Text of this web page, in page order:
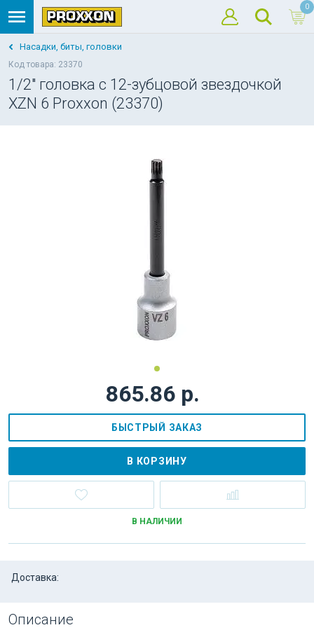
0
Насадки, биты, головки
Код товара: 23370
1/2" головка с 12-зубцовой звездочкой
XZN 6 Proxxon (23370)
865.86 р.
БЫСТРЫЙ ЗАКАЗ
В КОРЗИНУ
В НАЛИЧИИ
Доставка:
Описание